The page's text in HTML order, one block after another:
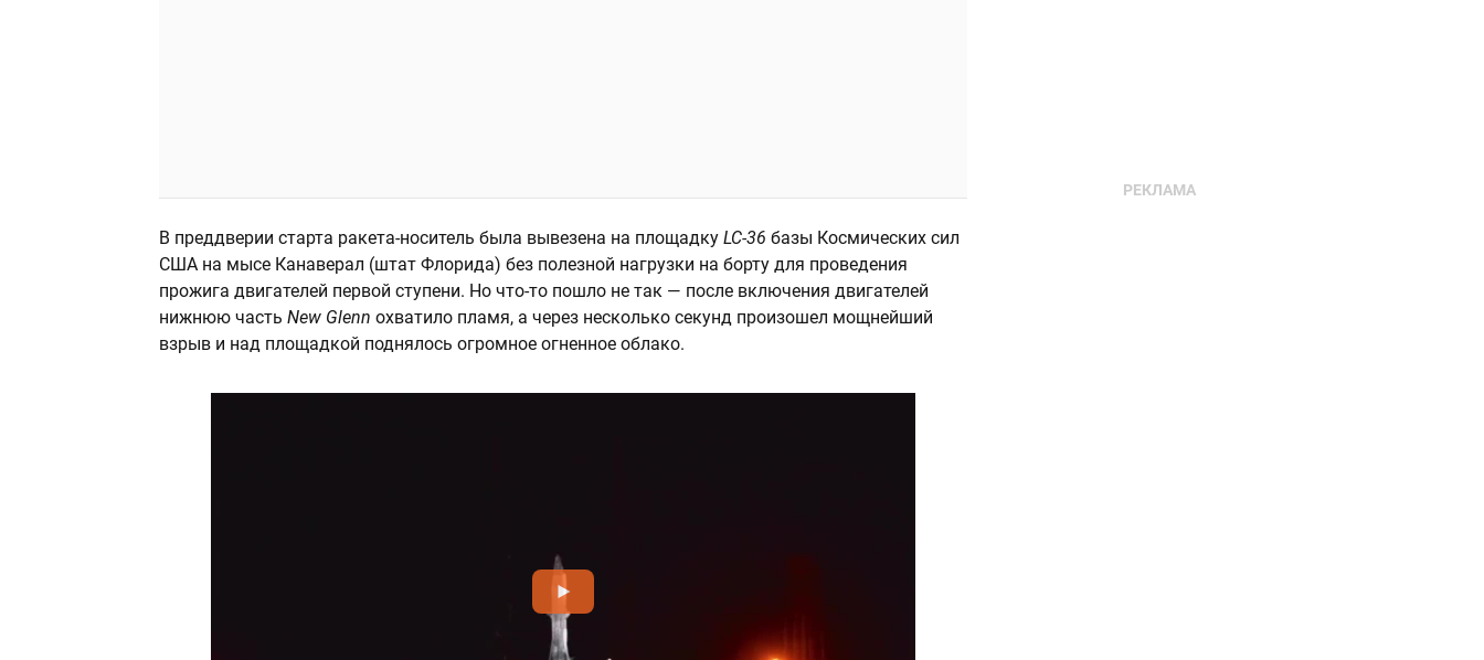
В преддверии старта ракета-носитель была вывезена на площадку LC-36 базы Космических сил
США на мысе Канаверал (штат Флорида) без полезной нагрузки на борту для проведения
прожига двигателей первой ступени. Но что-то пошло не так — после включения двигателей
нижнюю часть New Glenn охватило пламя, а через несколько секунд произошел мощнейший
взрыв и над площадкой поднялось огромное огненное облако.